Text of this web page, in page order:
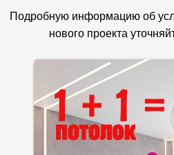
Подробную информацию об
нового проекта